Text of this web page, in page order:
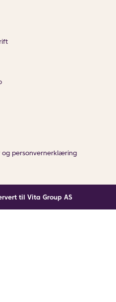
og personvernerklæring
til Vita Group AS